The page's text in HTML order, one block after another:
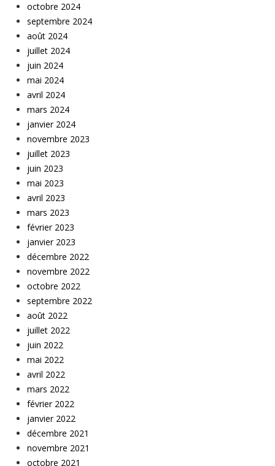
octobre 2024
septembre 2024
août 2024
juillet 2024
juin 2024
mai 2024
avril 2024
mars 2024
janvier 2024
novembre 2023
juillet 2023
juin 2023
mai 2023
avril 2023
mars 2023
février 2023
janvier 2023
décembre 2022
novembre 2022
octobre 2022
septembre 2022
août 2022
juillet 2022
juin 2022
mai 2022
avril 2022
mars 2022
février 2022
janvier 2022
décembre 2021
novembre 2021
octobre 2021